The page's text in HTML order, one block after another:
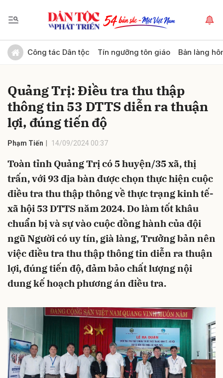
Công tác Dân tộc Tín ngưỡng tôn giáo Bản làng
Quảng Trị: Điều tra thu thập
thông tin 53 DTTS diễn ra thuận
lợi, đúng tiến độ
Phạm Tiến 14/09/2024 00:37
Toàn tỉnh Quảng Trị có 5 huyện/35 xã, thị
trấn, với 93 địa bàn được chọn thực hiện cuộc
điều tra thu thập thông về thực trạng kinh tế-
xã hội 53 DTTS năm 2024. Do làm tốt khâu
chuẩn bị và sự vào cuộc đồng hành của đội
ngũ Người có uy tín, già làng, Trưởng bản nên
việc điều tra thu thập thông tin diễn ra thuận
lợi, đúng tiến độ, đảm bảo chất lượng nội
dung kế hoạch phương án điều tra.
Gửi bình luận